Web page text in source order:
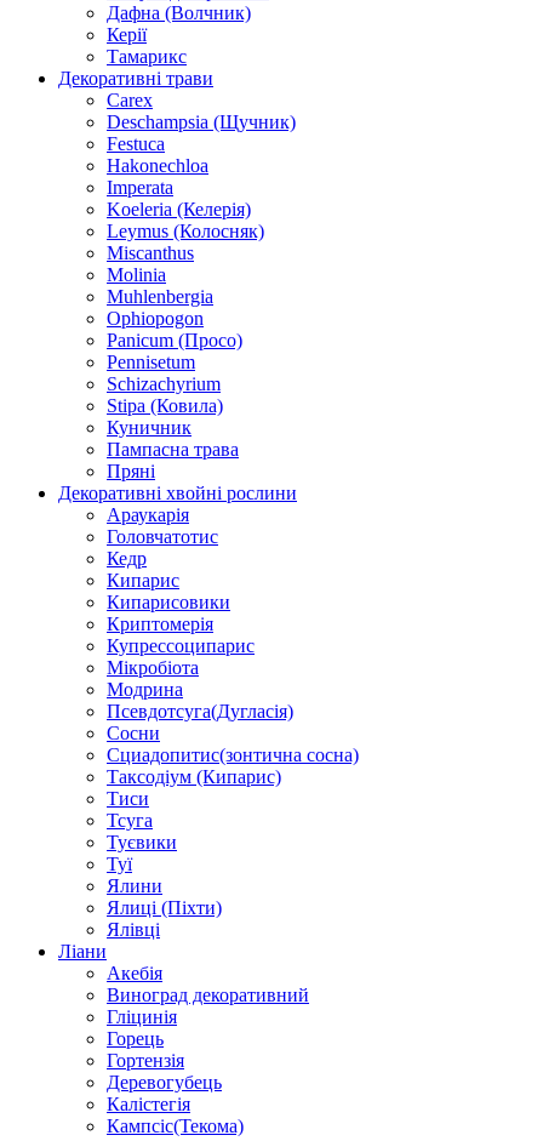
Дафна (Волчник)
Керії
Тамарикс
Декоративні трави
Carex
Deschampsia (Щучник)
Festuca
Hakonechloa
Imperata
Koeleria (Келерія)
Leymus (Колосняк)
Miscanthus
Molinia
Muhlenbergia
Ophiopogon
Panicum (Просо)
Pennisetum
Schizachyrium
Stipa (Ковила)
Куничник
Пампасна трава
Пряні
Декоративні хвойні рослини
Араукарія
Головчатотис
Кедр
Кипарис
Кипарисовики
Криптомерія
Купрессоципарис
Мікробіота
Модрина
Псевдотсуга(Дугласія)
Сосни
Сциадопитис(зонтична сосна)
Таксодіум (Кипарис)
Тиси
Тсуга
Туєвики
Туї
Ялини
Ялиці (Піхти)
Ялівці
Ліани
Акебія
Виноград декоративний
Гліцинія
Горець
Гортензія
Деревогубець
Калістегія
Кампсіс(Текома)